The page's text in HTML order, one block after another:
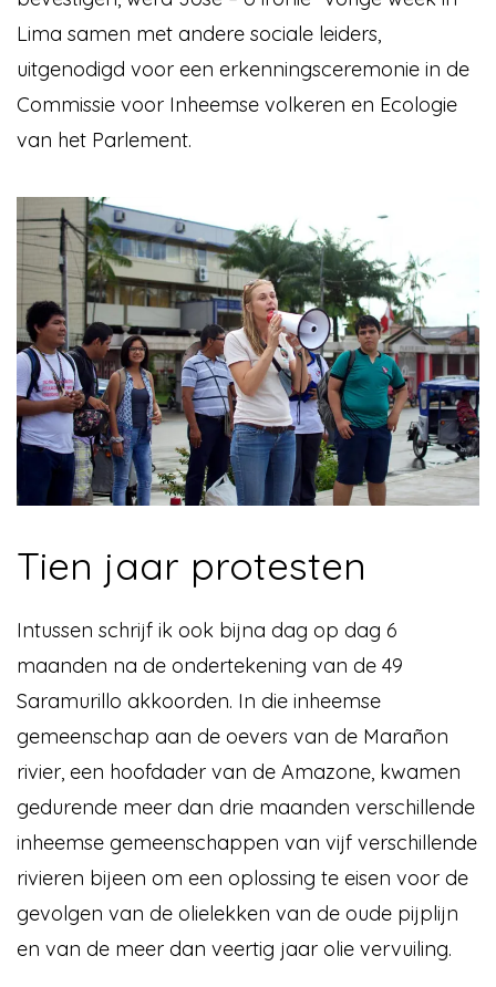
Lima samen met andere sociale leiders,
uitgenodigd voor een erkenningsceremonie in de
Commissie voor Inheemse volkeren en Ecologie
van het Parlement.
Tien jaar protesten
Intussen schrijf ik ook bijna dag op dag 6
maanden na de ondertekening van de 49
Saramurillo akkoorden. In die inheemse
gemeenschap aan de oevers van de Marañon
rivier, een hoofdader van de Amazone, kwamen
gedurende meer dan drie maanden verschillende
inheemse gemeenschappen van vijf verschillende
rivieren bijeen om een oplossing te eisen voor de
gevolgen van de olielekken van de oude pijplijn
en van de meer dan veertig jaar olie vervuiling.